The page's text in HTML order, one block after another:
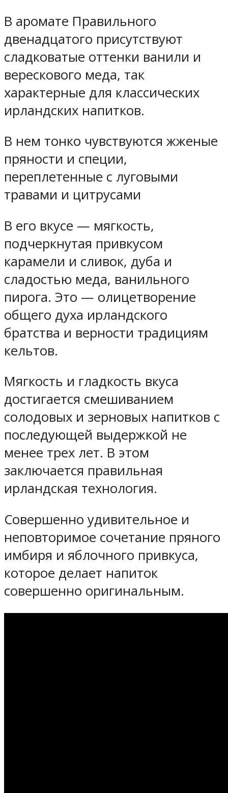
В аромате Правильного
двенадцатого присутствуют
сладковатые оттенки ванили и
верескового меда, так
характерные для классических
ирландских напитков.
В нем тонко чувствуются жженые
пряности и специи,
переплетенные с луговыми
травами и цитрусами
В его вкусе — мягкость,
подчеркнутая привкусом
карамели и сливок, дуба и
сладостью меда, ванильного
пирога. Это — олицетворение
общего духа ирландского
братства и верности традициям
кельтов.
Мягкость и гладкость вкуса
достигается смешиванием
солодовых и зерновых напитков с
последующей выдержкой не
менее трех лет. В этом
заключается правильная
ирландская технология.
Совершенно удивительное и
неповторимое сочетание пряного
имбиря и яблочного привкуса,
которое делает напиток
совершенно оригинальным.